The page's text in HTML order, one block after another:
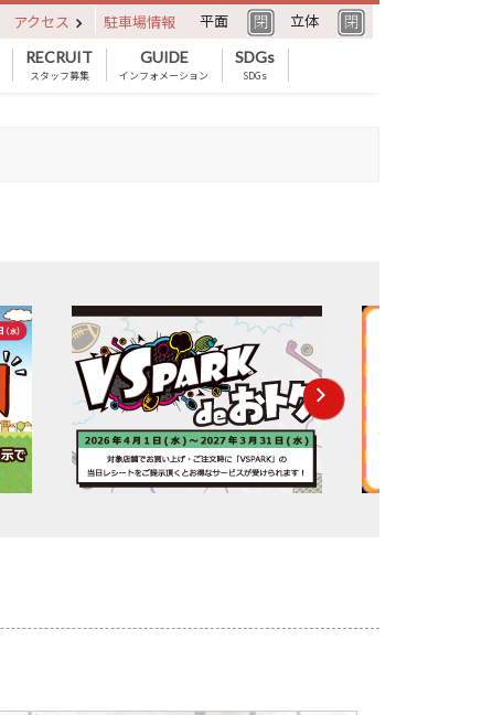
アクセス 駐車場情報 立体
平面
RECRUIT
スタッフ募集
GUIDE
インフォメーション
SDGs
SDGs